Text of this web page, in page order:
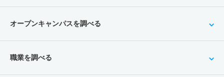
オープンキャンパスを調べる
職業を調べる